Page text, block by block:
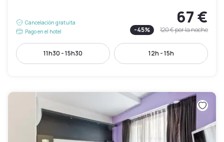
Cancelación gratuita
Pago en el hotel
67 €
-45% 120 €por la noche
11h30 - 15h30 12h - 15h